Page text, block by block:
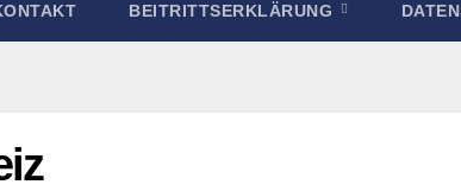
BEITRITTSERKLÄRUNG